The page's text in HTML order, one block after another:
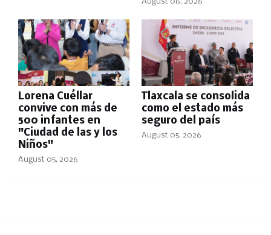
August 06, 2026
Lorena Cuéllar
convive con más de
500 infantes en
"Ciudad de las y los
Niños"
August 05, 2026
Tlaxcala se consolida
como el estado más
seguro del país
August 05, 2026